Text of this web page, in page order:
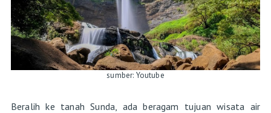
sumber: Youtube
Beralih ke tanah Sunda, ada beragam tujuan wisata air